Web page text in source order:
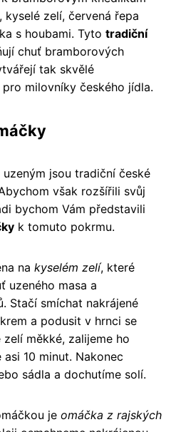
zelí, červená řepa
s houbami. Tyto tradiční
chuť bramborových
tak skvělé
milovníky českého jídla.
jsou tradiční české
však rozšířili svůj
bychom Vám představili
k tomuto pokrmu.
na kyselém zelí, které
uzeného masa a
Stačí smíchat nakrájené
a podusit v hrnci se
měkké, zalijeme ho
10 minut. Nakonec
sádla a dochutíme solí.
je omáčka z rajských